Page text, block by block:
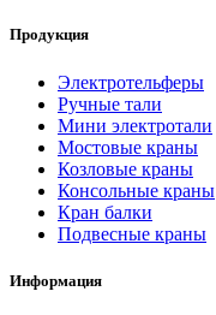
Продукция
Электротельферы
Ручные тали
Мини электротали
Мостовые краны
Козловые краны
Консольные краны
Кран балки
Подвесные краны
Информация